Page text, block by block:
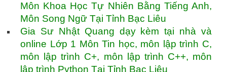
Môn Khoa Học Tự Nhiên Bằng Tiếng Anh,
Môn Song Ngữ Tại Tỉnh Bạc Liêu
Gia Sư Nhật Quang dạy kèm tại nhà và
online Lớp 1 Môn Tin học, môn lập trình C,
môn lập trình C+, môn lập trình C++, môn
lập trình Python Tại Tỉnh Bạc Liêu